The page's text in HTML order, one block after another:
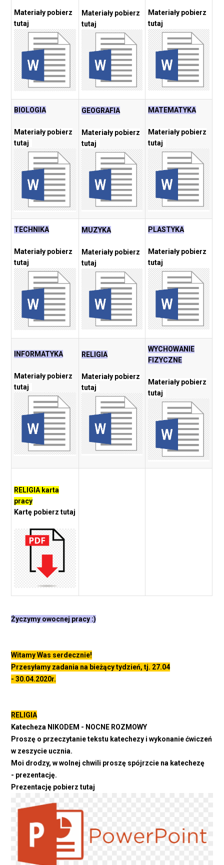
Materiały pobierz
tutaj
Materiały pobierz
tutaj
Materiały pobierz
tutaj
BIOLOGIA
Materiały pobierz
tutaj
GEOGRAFIA
Materiały pobierz
tutaj
MATEMATYKA
Materiały pobierz
tutaj
TECHNIKA
Materiały pobierz
tutaj
MUZYKA
Materiały pobierz
tutaj
PLASTYKA
Materiały pobierz
tutaj
INFORMATYKA
Materiały pobierz
tutaj
RELIGIA
Materiały pobierz
tutaj
WYCHOWANIE
FIZYCZNE
Materiały pobierz
tutaj
RELIGIA karta
pracy
Kartę pobierz tutaj
Życzymy owocnej pracy :)
Witamy Was serdecznie!
Przesyłamy zadania na bieżący tydzień, tj. 27.04
- 30.04.2020r.
RELIGIA
Katecheza NIKODEM - NOCNE ROZMOWY
Proszę o przeczytanie tekstu katechezy i wykonanie ćwiczeń
w zeszycie ucznia.
Moi drodzy, w wolnej chwili proszę spójrzcie na katechezę
- prezentację.
Prezentację pobierz tutaj